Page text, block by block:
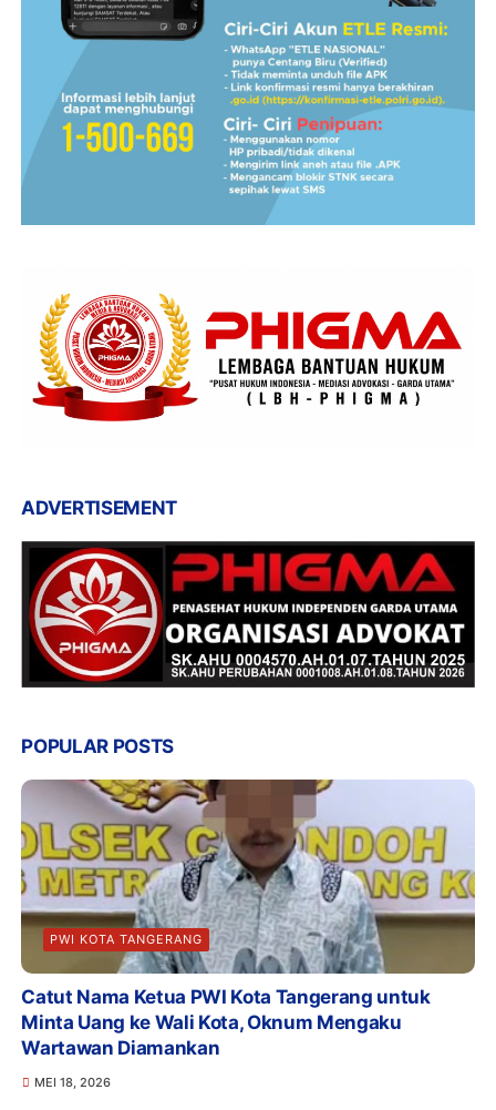
ADVERTISEMENT
POPULAR POSTS
PWI KOTA TANGERANG
Catut Nama Ketua PWI Kota Tangerang untuk
Minta Uang ke Wali Kota, Oknum Mengaku
Wartawan Diamankan
MEI 18, 2026